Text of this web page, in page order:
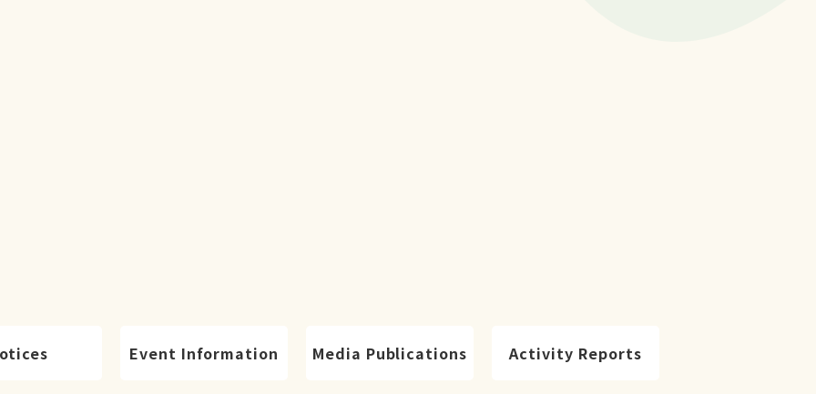
Event Information Media Publications Activity Reports